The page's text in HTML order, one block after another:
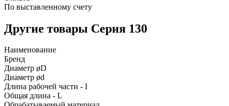
По выставленному счету
Другие товары Серия 130
Наименование
Бренд
Диаметр øD
Диаметр ød
Длина рабочей части - I
Общая длина - L